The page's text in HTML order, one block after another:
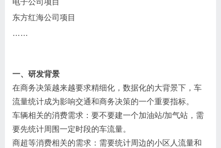
电子公司项目
东方红海公司项目
……
一、研发背景
在商务决策越来越要求精细化，数据化的大背景下，车
流量统计成为影响交通和商务决策的一个重要指标。
车辆相关的消费需求：要不要建一个加油站/加气站，需
要先统计周围一定时段的车流量。
商超等消费相关的需求：需要统计周边的小区人流量和